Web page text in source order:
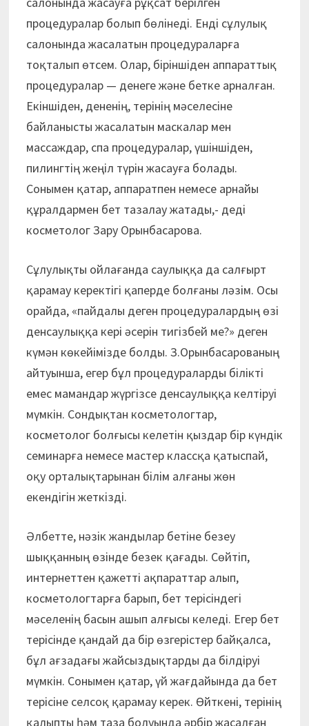
процедуралар болып бөлінеді. Енді сұлулық
салонында жасалатын процедураларға
тоқталып өтсем. Олар, біріншіден аппараттық
процедуралар — денеге және бетке арналған.
Екіншіден, дененің, терінің мәселесіне
байланысты жасалатын маскалар мен
массаждар, спа процедуралар, үшіншіден,
пилингтің жеңіл түрін жасауға болады.
Сонымен қатар, аппаратпен немесе арнайы
құралдармен бет тазалау жатады,- деді
косметолог Зару Орынбасарова.
Сұлулықты ойлағанда саулыққа да салғырт
қарамау керектігі қаперде болғаны ләзім. Осы
орайда, «пайдалы деген процедуралардың өзі
денсаулыққа кері әсерін тигізбей ме?» деген
күмән көкейімізде болды. З.Орынбасарованың
айтуынша, егер бұл процедураларды білікті
емес мамандар жүргізсе денсаулыққа келтіруі
мүмкін. Сондықтан косметологтар,
косметолог болғысы келетін қыздар бір күндік
семинарға немесе мастер классқа қатыспай,
оқу орталықтарынан білім алғаны жөн
екендігін жеткізді.
Әлбетте, нәзік жандылар бетіне безеу
шыққанның өзінде безек қағады. Сөйтіп,
интернеттен қажетті ақпараттар алып,
косметологтарға барып, бет терісіндегі
мәселенің басын ашып алғысы келеді. Егер бет
терісінде қандай да бір өзгерістер байқалса,
бұл ағзадағы жайсыздықтарды да білдіруі
мүмкін. Сонымен қатар, үй жағдайында да бет
терісіне селсоқ қарамау керек. Өйткені, терінің
қалыпты һәм таза болуында әрбір жасалған